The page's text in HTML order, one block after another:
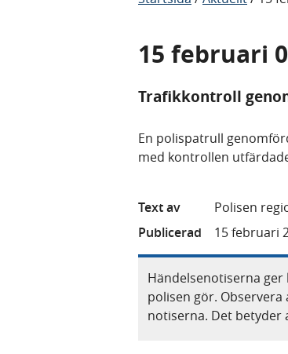
15 februari
Trafikkontroll
En polispatrull
med kontrollen
Text av
Polisen
Publicerad
15 februari
Händelsenotiserna
polisen gör.
notiserna. Det betyder